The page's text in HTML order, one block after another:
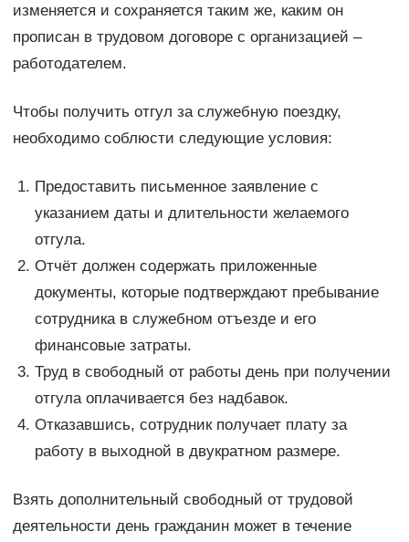
изменяется и сохраняется таким же, каким он
прописан в трудовом договоре с организацией –
работодателем.
Чтобы получить отгул за служебную поездку,
необходимо соблюсти следующие условия:
Предоставить письменное заявление с
указанием даты и длительности желаемого
отгула.
Отчёт должен содержать приложенные
документы, которые подтверждают пребывание
сотрудника в служебном отъезде и его
финансовые затраты.
Труд в свободный от работы день при получении
отгула оплачивается без надбавок.
Отказавшись, сотрудник получает плату за
работу в выходной в двукратном размере.
Взять дополнительный свободный от трудовой
деятельности день гражданин может в течение